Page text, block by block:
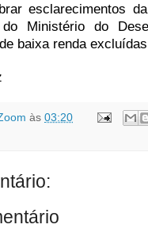
esclarecimentos
Ministério do
baixa renda
às 03:20